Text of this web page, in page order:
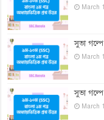
March
সুভা
March
সুভা
March